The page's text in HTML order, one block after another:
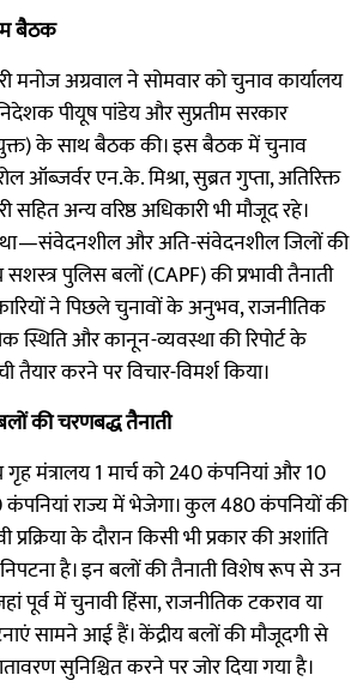
बैठक
मनोज अग्रवाल ने सोमवार को चुनाव कार्यालय
पीयूष पांडेय और सुप्रतीम सरकार
के साथ बैठक की। इस बैठक में चुनाव
ऑब्जर्वर एन.के. मिश्रा, सुब्रत गुप्ता, अतिरिक्त
सहित अन्य वरिष्ठ अधिकारी भी मौजूद रहे।
और अति-संवेदनशील जिलों की
पुलिस बलों (CAPF) की प्रभावी तैनाती
ने पिछले चुनावों के अनुभव, राजनीतिक
स्थिति और कानून-व्यवस्था की रिपोर्ट के
तैयार करने पर विचार-विमर्श किया।
की चरणबद्ध तैनाती
गृह मंत्रालय 1 मार्च को 240 कंपनियां और 10
कंपनियां राज्य में भेजेगा। कुल 480 कंपनियों की
प्रक्रिया के दौरान किसी भी प्रकार की अशांति
है। इन बलों की तैनाती विशेष रूप से उन
पूर्व में चुनावी हिंसा, राजनीतिक टकराव या
सामने आई हैं। केंद्रीय बलों की मौजूदगी से
सुनिश्चित करने पर जोर दिया गया है।